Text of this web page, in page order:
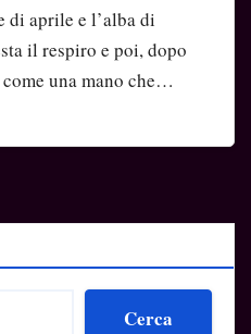
di aprile e l’alba di
il respiro e poi, dopo
come una mano che…
Cerca